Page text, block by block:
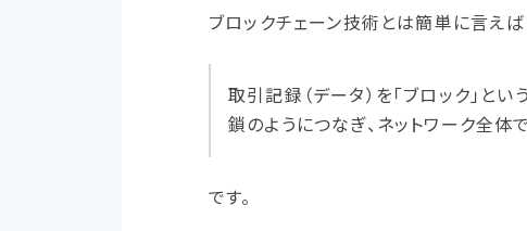
ブロックチェーン技術とは簡単に言えば
取引記録（データ）を「ブロック」と
鎖のようにつなぎ、ネットワーク全
です。